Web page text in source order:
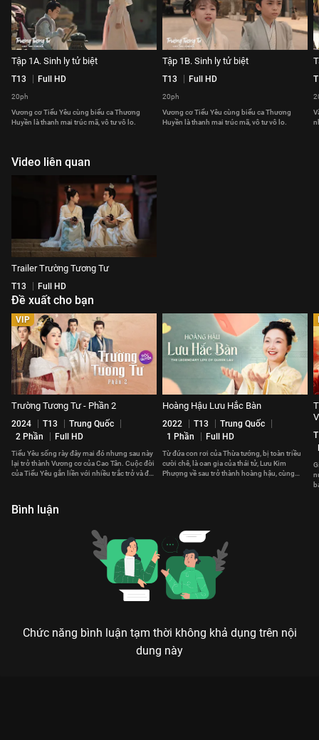
Tập 1A. Sinh ly tử biệt
T13 Full HD
20ph
Vương cơ Tiểu Yêu cùng biểu ca Thương
Huyền là thanh mai trúc mã, vô tư vô lo.
Tập 1B. Sinh ly tử biệt
T13 Full HD
20ph
Vương cơ Tiểu Yêu cùng biểu ca Thương
Huyền là thanh mai trúc mã, vô tư vô lo.
Video liên quan
Trailer Trường Tương Tư
T13 Full HD
Đề xuất cho bạn
VIP
Trường Tương Tư - Phần 2
2024 T13
Trung Quốc
2 Phần
Full HD
Tiểu Yêu sống rày đây mai đó nhưng sau này
lại trở thành Vương cơ của Cao Tân. Cuộc đời
của Tiểu Yêu gắn liền với nhiều trắc trở và đau
Hoàng Hậu Lưu Hắc Bàn
2022 T13
Trung Quốc
1 Phần
Full HD
Từ đứa con rơi của Thừa tướng, bị toàn triều
cười chê, là oan gia của thái tử, Lưu Kim
Phượng về sau trở thành hoàng hậu, cùng
Bình luận
Chức năng bình luận tạm thời không khả dụng trên nội
dung này